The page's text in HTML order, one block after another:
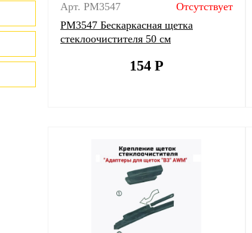
Арт. PM3547
Отсутствует
PM3547 Бескаркасная щетка
стеклоочистителя 50 см
154 Р